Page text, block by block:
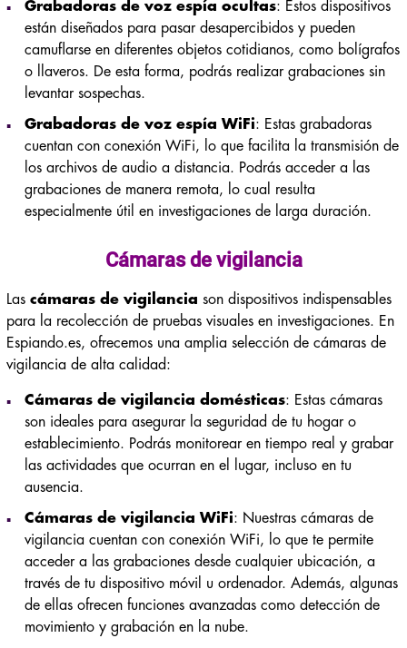
Grabadoras de voz espía ocultas: Estos dispositivos
están diseñados para pasar desapercibidos y pueden
camuflarse en diferentes objetos cotidianos, como bolígrafos
o llaveros. De esta forma, podrás realizar grabaciones sin
levantar sospechas.
Grabadoras de voz espía WiFi: Estas grabadoras
cuentan con conexión WiFi, lo que facilita la transmisión de
los archivos de audio a distancia. Podrás acceder a las
grabaciones de manera remota, lo cual resulta
especialmente útil en investigaciones de larga duración.
Cámaras de vigilancia
Las cámaras de vigilancia son dispositivos indispensables
para la recolección de pruebas visuales en investigaciones. En
Espiando.es, ofrecemos una amplia selección de cámaras de
vigilancia de alta calidad:
Cámaras de vigilancia domésticas: Estas cámaras
son ideales para asegurar la seguridad de tu hogar o
establecimiento. Podrás monitorear en tiempo real y grabar
las actividades que ocurran en el lugar, incluso en tu
ausencia.
Cámaras de vigilancia WiFi: Nuestras cámaras de
vigilancia cuentan con conexión WiFi, lo que te permite
acceder a las grabaciones desde cualquier ubicación, a
través de tu dispositivo móvil u ordenador. Además, algunas
de ellas ofrecen funciones avanzadas como detección de
movimiento y grabación en la nube.